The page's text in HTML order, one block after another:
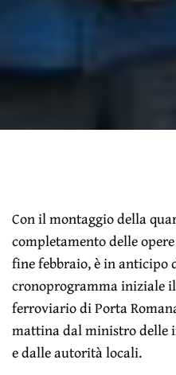
Con il montaggio della
completamento delle
fine febbraio, è in anticipo
cronoprogramma iniziale
ferroviario di Porta
mattina dal ministro delle
e dalle autorità locali.